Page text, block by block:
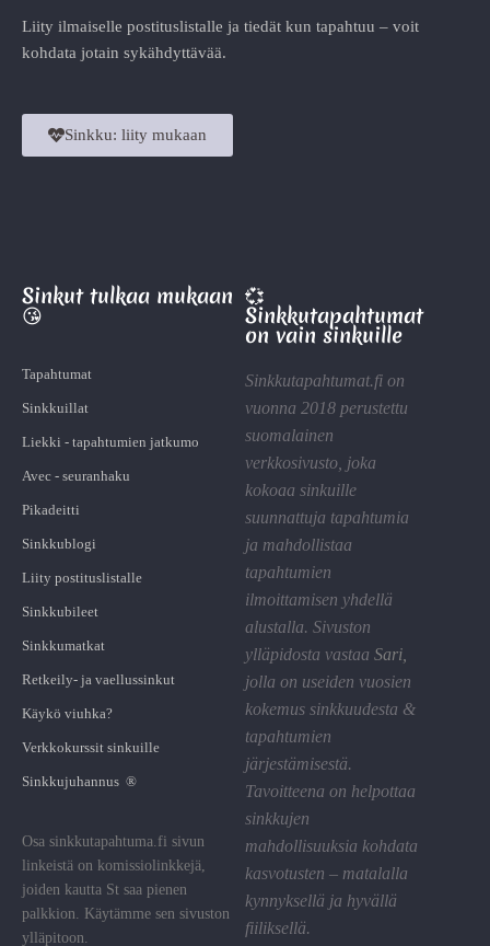
Liity ilmaiselle postituslistalle ja tiedät kun tapahtuu – voit
kohdata jotain sykähdyttävää.
Sinkku: liity mukaan
Sinkut tulkaa mukaan
😘
Tapahtumat
Sinkkuillat
Liekki - tapahtumien jatkumo
Avec - seuranhaku
Pikadeitti
Sinkkublogi
Liity postituslistalle
Sinkkubileet
Sinkkumatkat
Retkeily- ja vaellussinkut
Käykö viuhka?
Verkkokurssit sinkuille
Sinkkujuhannus ®
Osa sinkkutapahtuma.fi sivun
linkeistä on komissiolinkkejä,
joiden kautta St saa pienen
palkkion. Käytämme sen sivuston
ylläpitoon.
💞
Sinkkutapahtumat
on vain sinkuille
Sinkkutapahtumat.fi on
vuonna 2018 perustettu
suomalainen
verkkosivusto, joka
kokoaa sinkuille
suunnattuja tapahtumia
ja mahdollistaa
tapahtumien
ilmoittamisen yhdellä
alustalla. Sivuston
ylläpidosta vastaa Sari,
jolla on useiden vuosien
kokemus sinkkuudesta &
tapahtumien
järjestämisestä.
Tavoitteena on helpottaa
sinkkujen
mahdollisuuksia kohdata
kasvotusten – matalalla
kynnyksellä ja hyvällä
fiiliksellä.